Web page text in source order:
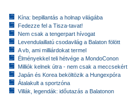
Kína: bepillantás a holnap világába
Fedezze fel a Tisza-tavat!
Nem csak a tengerpart hívogat
Levendulaillatú csodavilág a Balaton fölött
A vb, ami milliárdokat termel
Élményekkel teli hétvége a MondoConon
Milliók kelnek útra - nem csak a meccsekért
Japán és Korea beköltözik a Hungexpóra
Átalakult a sportzóna
Villák, legendák: időutazás a Balatonon